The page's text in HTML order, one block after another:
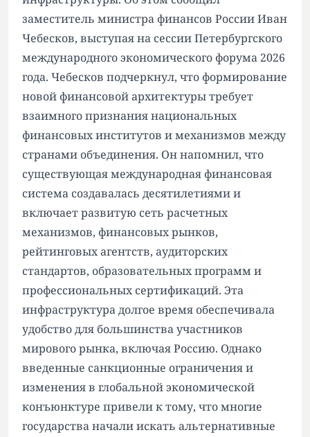
заместитель министра финансов России Иван
Чебесков, выступая на сессии Петербургского
международного экономического форума 2026
года. Чебесков подчеркнул, что формирование
новой финансовой архитектуры требует
взаимного признания национальных
финансовых институтов и механизмов между
странами объединения. Он напомнил, что
существующая международная финансовая
система создавалась десятилетиями и
включает развитую сеть расчетных
механизмов, финансовых рынков,
рейтинговых агентств, аудиторских
стандартов, образовательных программ и
профессиональных сертификаций. Эта
инфраструктура долгое время обеспечивала
удобство для большинства участников
мирового рынка, включая Россию. Однако
введенные санкционные ограничения и
изменения в глобальной экономической
конъюнктуре привели к тому, что многие
государства начали искать альтернативные